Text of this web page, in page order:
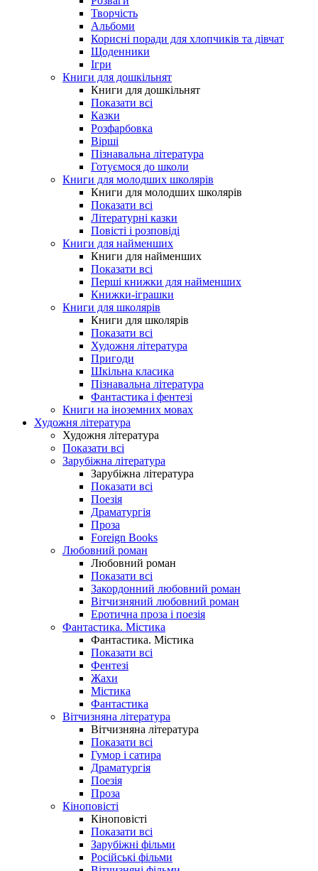
Творчість
Альбоми
Корисні поради для хлопчиків та дівчат
Щоденники
Ігри
Книги для дошкільнят
Книги для дошкільнят
Показати всі
Казки
Розфарбовка
Вірші
Пізнавальна література
Готуємося до школи
Книги для молодших школярів
Книги для молодших школярів
Показати всі
Літературні казки
Повісті і розповіді
Книги для найменших
Книги для найменших
Показати всі
Перші книжки для найменших
Книжки-іграшки
Книги для школярів
Книги для школярів
Показати всі
Художня література
Пригоди
Шкільна класика
Пізнавальна література
Фантастика і фентезі
Книги на іноземних мовах
Художня література
Художня література
Показати всі
Зарубіжна література
Зарубіжна література
Показати всі
Поезія
Драматургія
Проза
Foreign Books
Любовний роман
Любовний роман
Показати всі
Закордонний любовний роман
Вітчизняний любовний роман
Еротична проза і поезія
Фантастика. Містика
Фантастика. Містика
Показати всі
Фентезі
Жахи
Містика
Фантастика
Вітчизняна література
Вітчизняна література
Показати всі
Гумор і сатира
Драматургія
Поезія
Проза
Кіноповісті
Кіноповісті
Показати всі
Зарубіжні фільми
Російські фільми